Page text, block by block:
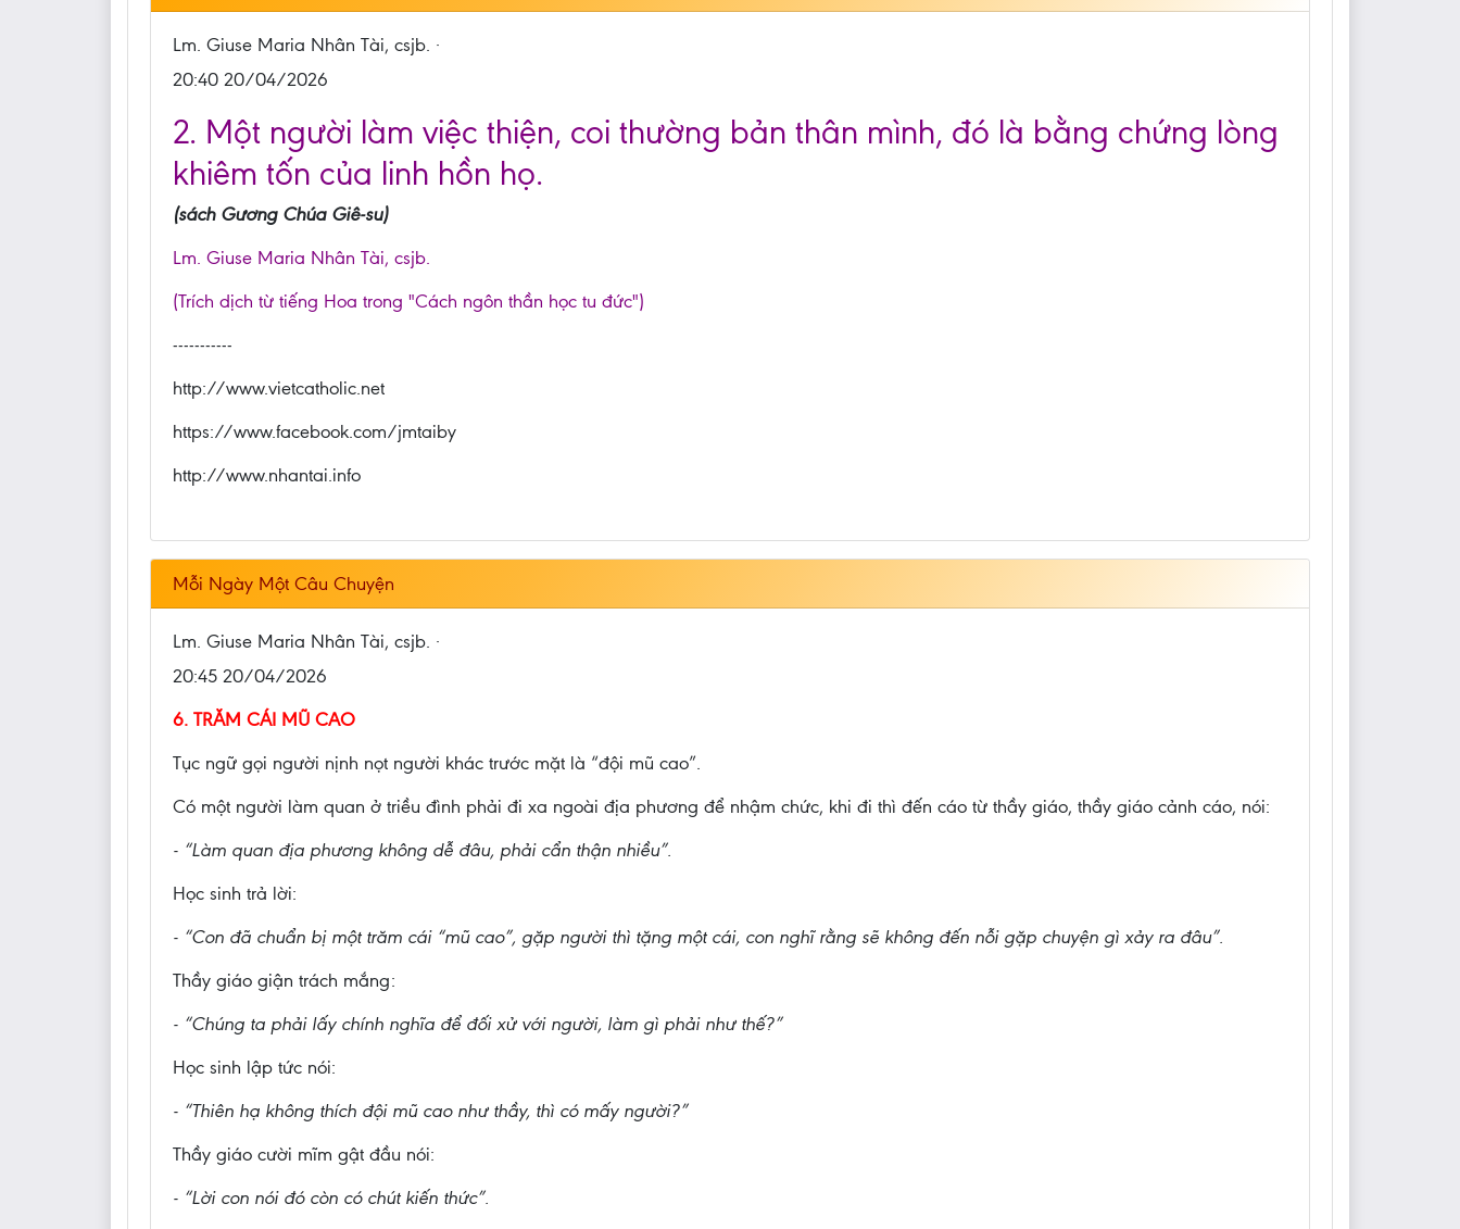
Lm. Giuse Maria Nhân Tài, csjb. ·
20:40 20/04/2026
2. Một người làm việc thiện, coi thường bản thân mình, đó là bằng chứng lòng
khiêm tốn của linh hồn họ.
(sách Gương Chúa Giê-su)
Lm. Giuse Maria Nhân Tài, csjb.
(Trích dịch từ tiếng Hoa trong "Cách ngôn thần học tu đức")
-----------
http://www.vietcatholic.net
https://www.facebook.com/jmtaiby
http://www.nhantai.info
Mỗi Ngày Một Câu Chuyện
Lm. Giuse Maria Nhân Tài, csjb. ·
20:45 20/04/2026
6. TRĂM CÁI MŨ CAO
Tục ngữ gọi người nịnh nọt người khác trước mặt là “đội mũ cao”.
Có một người làm quan ở triều đình phải đi xa ngoài địa phương để nhậm chức, khi đi thì đến cáo từ thầy giáo, thầy giáo cảnh cáo, nói:
- “Làm quan địa phương không dễ đâu, phải cẩn thận nhiều”.
Học sinh trả lời:
- “Con đã chuẩn bị một trăm cái “mũ cao”, gặp người thì tặng một cái, con nghĩ rằng sẽ không đến nỗi gặp chuyện gì xảy ra đâu”.
Thầy giáo giận trách mắng:
- “Chúng ta phải lấy chính nghĩa để đối xử với người, làm gì phải như thế?”
Học sinh lập tức nói:
- “Thiên hạ không thích đội mũ cao như thầy, thì có mấy người?”
Thầy giáo cười mĩm gật đầu nói:
- “Lời con nói đó còn có chút kiến thức”.